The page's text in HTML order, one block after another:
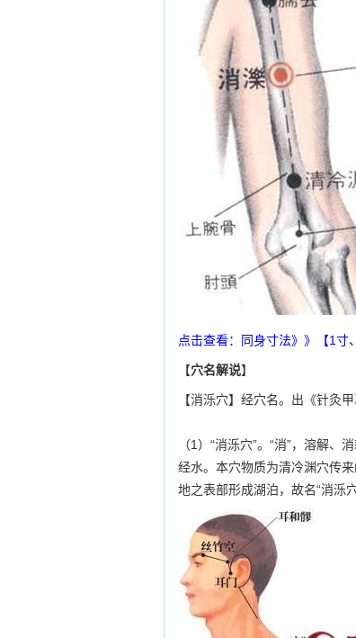
点击查看：同身寸法》》【1寸
【穴名解说】
【消泺穴】经穴名。出《针灸
（1）“消泺穴”。“消”，溶解
经水。本穴物质为清冷渊穴传
地之表部形成湖泊，故名“消泺穴